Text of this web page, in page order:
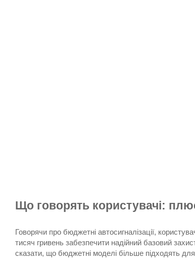
Що говорять користувачі:
Говорячи про бюджетні автосигналізації,
тисяч гривень забезпечити надійний базовий
сказати, що бюджетні моделі більше підходять